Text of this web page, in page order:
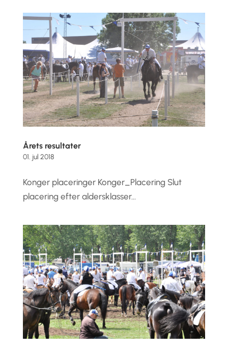
Årets resultater
01. jul 2018
Konger placeringer Konger_Placering Slut
placering efter aldersklasser...